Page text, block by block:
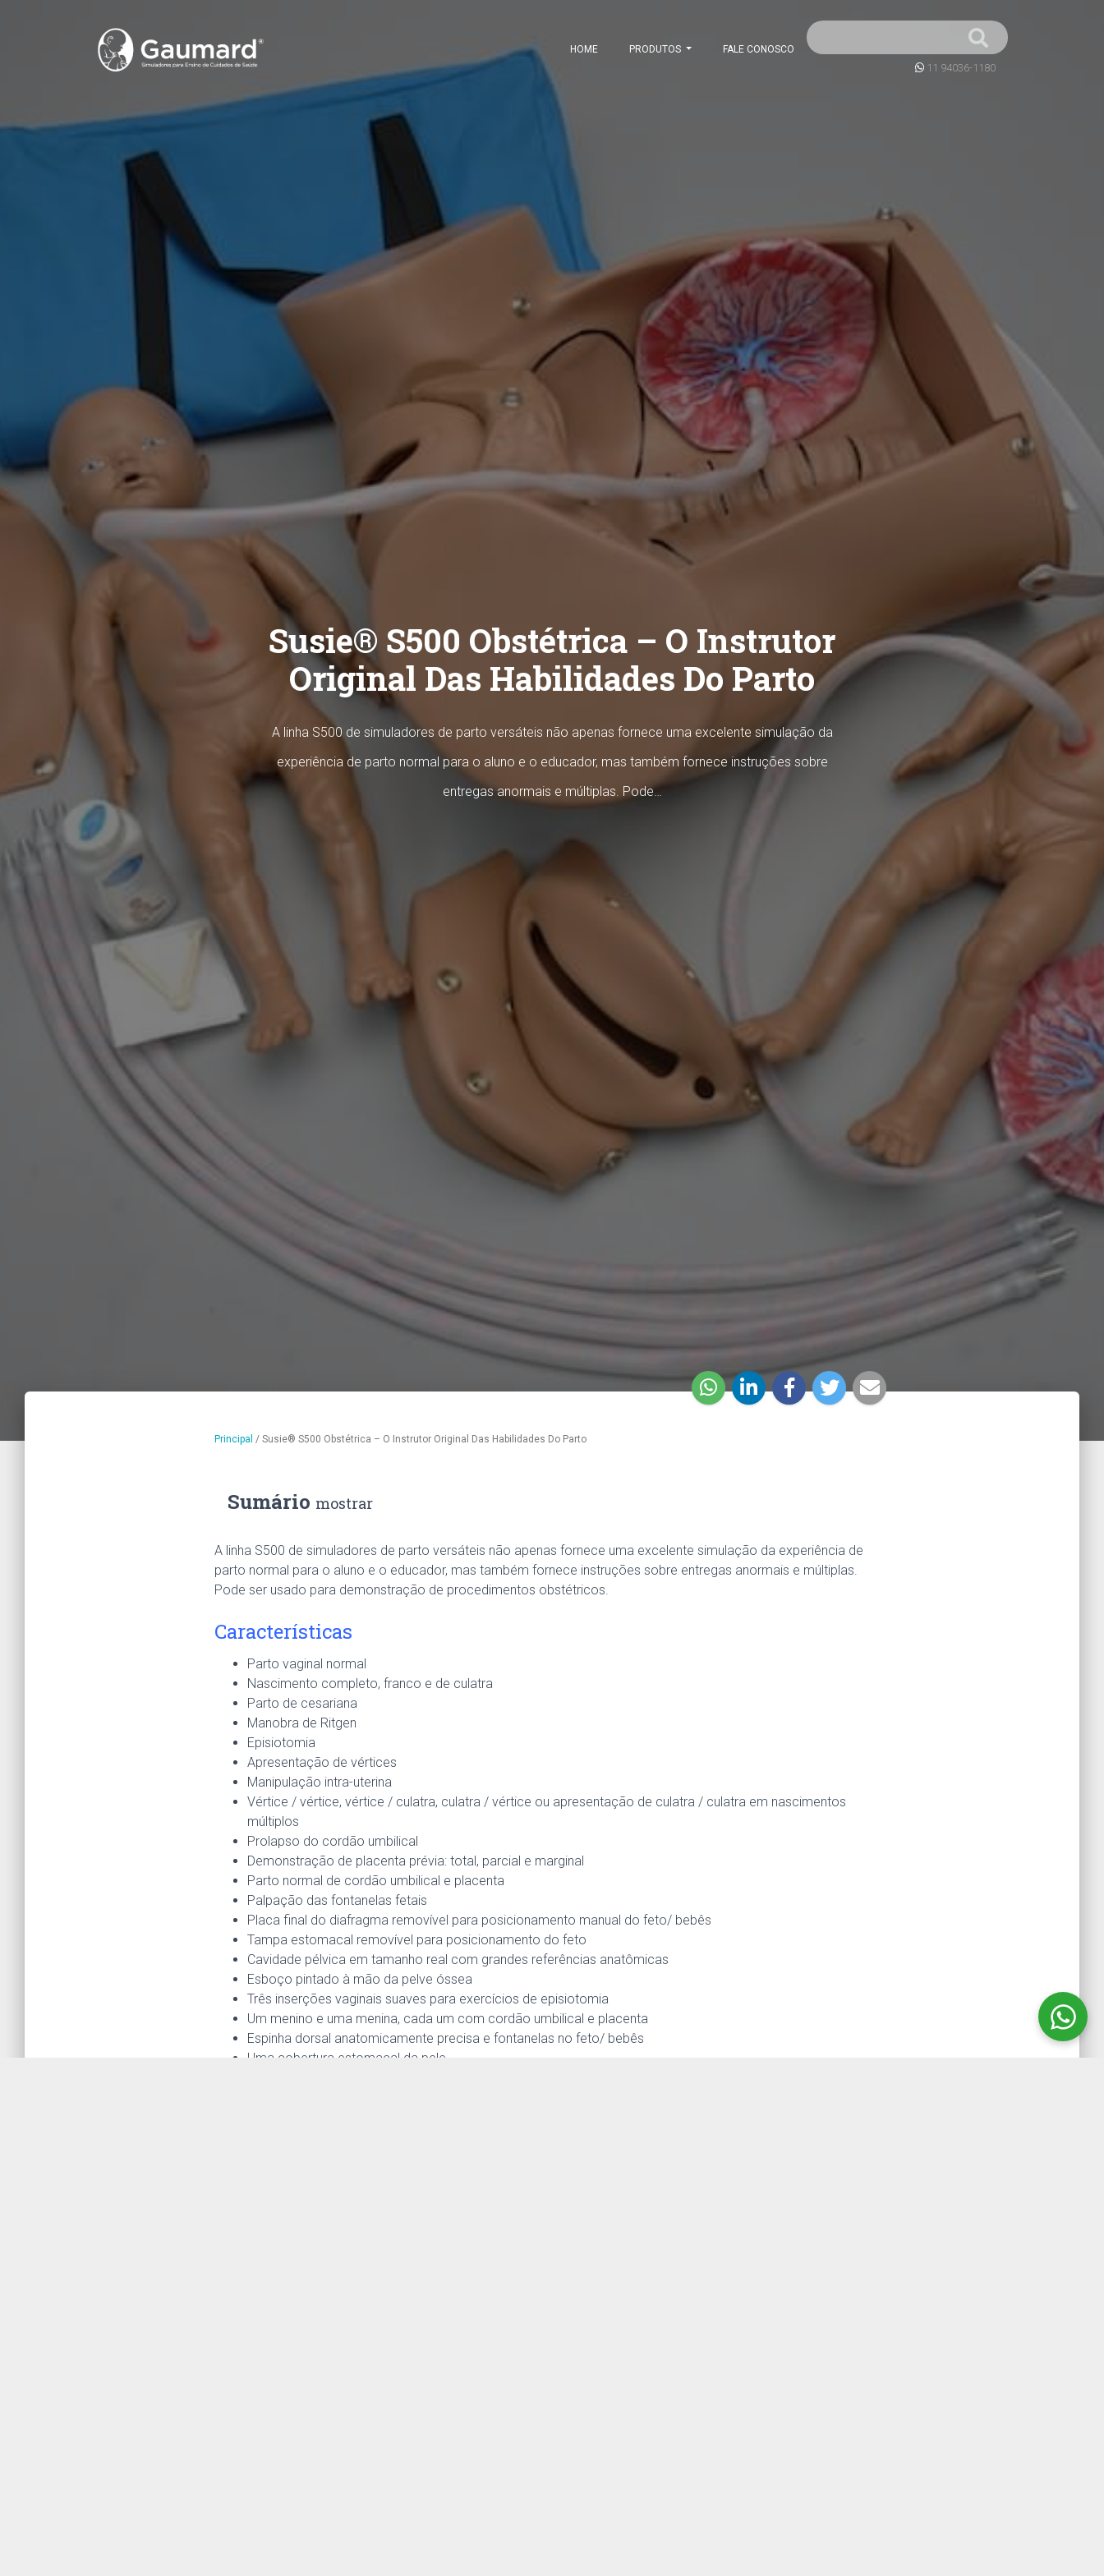
HOME PRODUTOS FALE CONOSCO
11 94036-1180
Susie® S500 Obstétrica – O Instrutor
Original Das Habilidades Do Parto
A linha S500 de simuladores de parto versáteis não apenas fornece uma excelente simulação da
experiência de parto normal para o aluno e o educador, mas também fornece instruções sobre
entregas anormais e múltiplas. Pode…
Principal / Susie® S500 Obstétrica – O Instrutor Original Das Habilidades Do Parto
Sumário mostrar
A linha S500 de simuladores de parto versáteis não apenas fornece uma excelente simulação da experiência de
parto normal para o aluno e o educador, mas também fornece instruções sobre entregas anormais e múltiplas.
Pode ser usado para demonstração de procedimentos obstétricos.
Características
Parto vaginal normal
Nascimento completo, franco e de culatra
Parto de cesariana
Manobra de Ritgen
Episiotomia
Apresentação de vértices
Manipulação intra-uterina
Vértice / vértice, vértice / culatra, culatra / vértice ou apresentação de culatra / culatra em nascimentos
múltiplos
Prolapso do cordão umbilical
Demonstração de placenta prévia: total, parcial e marginal
Parto normal de cordão umbilical e placenta
Palpação das fontanelas fetais
Placa final do diafragma removível para posicionamento manual do feto/ bebês
Tampa estomacal removível para posicionamento do feto
Cavidade pélvica em tamanho real com grandes referências anatômicas
Esboço pintado à mão da pelve óssea
Três inserções vaginais suaves para exercícios de episiotomia
Um menino e uma menina, cada um com cordão umbilical e placenta
Espinha dorsal anatomicamente precisa e fontanelas no feto/ bebês
Uma cobertura estomacal da pele